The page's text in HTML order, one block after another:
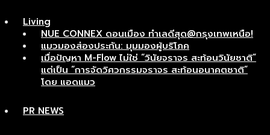
Living
NUE CONNEX ดอนเมือง ทำเลดีสุด@กรุงเทพเหนือ!
แมวมองส่องประกัน: มุมมองผู้บริโภค
เมื่อปัญหา M-Flow ไม่ใช่ “วินัยจราจร สะท้อนวินัยชาติ”
แต่เป็น “การจัดวิศวกรรมจราจร สะท้อนอนาคตชาติ”
โดย แอดแมว
PR NEWS